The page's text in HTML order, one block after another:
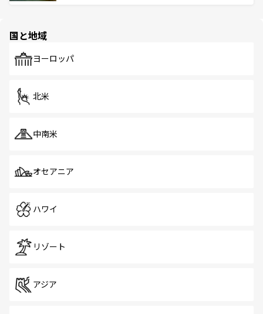
で、ホーカーズは地元の風情を楽しめる外せないスポット
国と地域
ヨーロッパ
北米
中南米
オセアニア
ハワイ
リゾート
アジア